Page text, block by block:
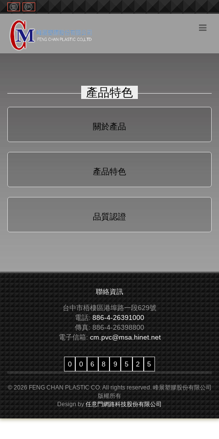
切
換
產品特色
關於產品
產品特色
品質認證
聯絡資訊
台中市梧棲區港埠路一段629號
電話: 886-4-26391000
傳真: 886-4-26398800
電子信箱: cm.pvc@msa.hinet.net
0 0 6 8 9 5 2 5
© 2026 FENG CHAN PLASTIC CO. All rights reserved. 峰展塑膠股份有限公司
版權所有
Design by 任意門網路科技股份有限公司